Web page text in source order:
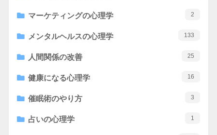
マーケティングの心理学 2
メンタルヘルスの心理学 133
人間関係の改善 25
健康になる心理学 16
催眠術のやり方 3
占いの心理学 1